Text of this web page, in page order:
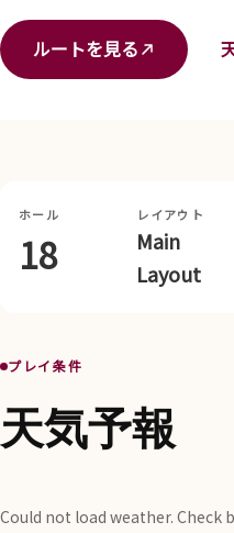
ルートを見る
ホール
18
レイアウト
Main
Layout
プレイ条件
天気予報
Could not load weather. Check